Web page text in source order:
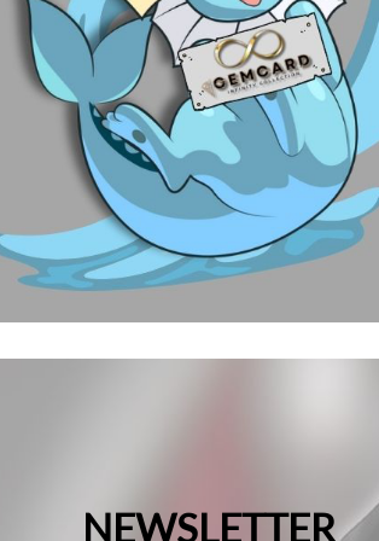
NEWSLETTER